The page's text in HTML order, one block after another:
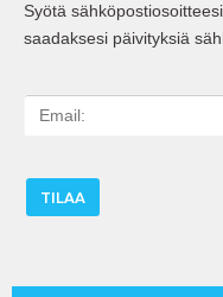
Syötä
saadaksesi päivityksiä
l